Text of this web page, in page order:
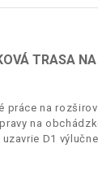
TRASA
na
na
D1